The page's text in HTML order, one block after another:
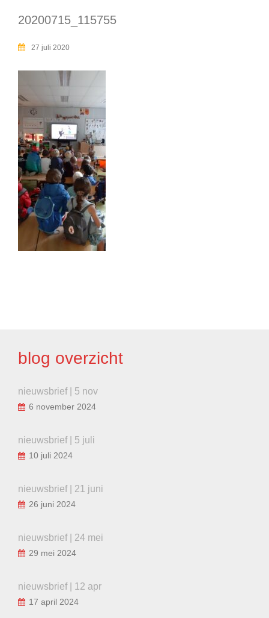
20200715_115755
27 juli 2020
blog overzicht
nieuwsbrief | 5 nov
6 november 2024
nieuwsbrief | 5 juli
10 juli 2024
nieuwsbrief | 21 juni
26 juni 2024
nieuwsbrief | 24 mei
29 mei 2024
nieuwsbrief | 12 apr
17 april 2024